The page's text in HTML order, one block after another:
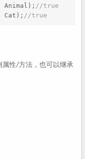
Animal); //true
Cat); //true
属性/方法，也可以继承